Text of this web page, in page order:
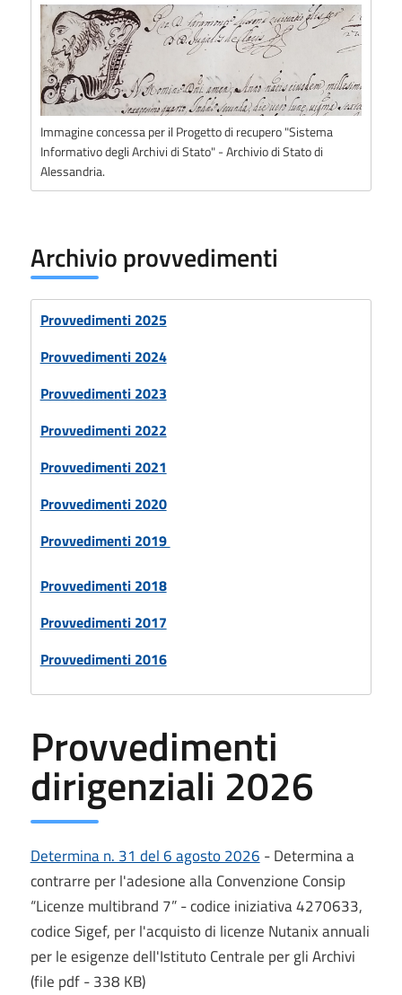
Immagine concessa per il Progetto di recupero "Sistema
Informativo degli Archivi di Stato" - Archivio di Stato di
Alessandria.
Archivio provvedimenti
Provvedimenti 2025
Provvedimenti 2024
Provvedimenti 2023
Provvedimenti 2022
Provvedimenti 2021
Provvedimenti 2020
Provvedimenti 2019
Provvedimenti 2018
Provvedimenti 2017
Provvedimenti 2016
Provvedimenti
dirigenziali 2026
Determina n. 31 del 6 agosto 2026 - Determina a
contrarre per l'adesione alla Convenzione Consip
“Licenze multibrand 7” - codice iniziativa 4270633,
codice Sigef, per l'acquisto di licenze Nutanix annuali
per le esigenze dell'Istituto Centrale per gli Archivi
(file pdf - 338 KB)